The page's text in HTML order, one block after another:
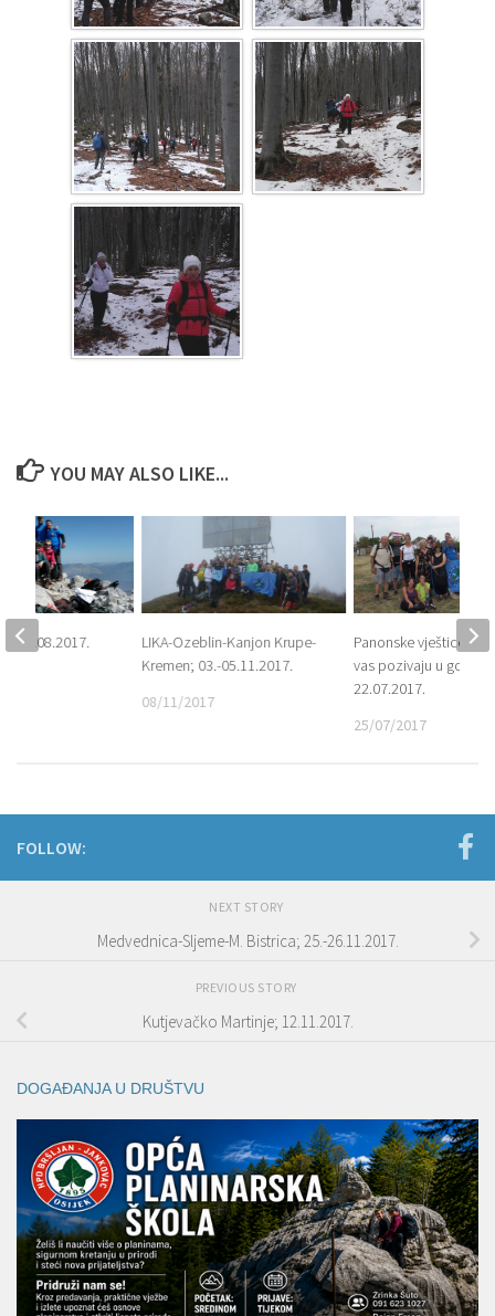
YOU MAY ALSO LIKE...
LIKA-Ozeblin-Kanjon Krupe-
Kremen; 03.-05.11.2017.
08/11/2017
Panonske vještice sa
vas pozivaju u goste;
22.07.2017.
25/07/2017
27.08.2017.
FOLLOW:
NEXT STORY
Medvednica-Sljeme-M. Bistrica; 25.-26.11.2017.
PREVIOUS STORY
Kutjevačko Martinje; 12.11.2017.
DOGAĐANJA U DRUŠTVU